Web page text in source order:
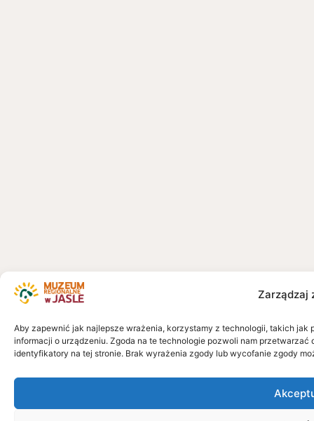
Zarządzaj
Aby zapewnić jak najlepsze wrażenia, korzystamy z technologii, takich
informacji o urządzeniu. Zgoda na te technologie pozwoli nam
identyfikatory na tej stronie. Brak wyrażenia zgody lub wycofanie zgody